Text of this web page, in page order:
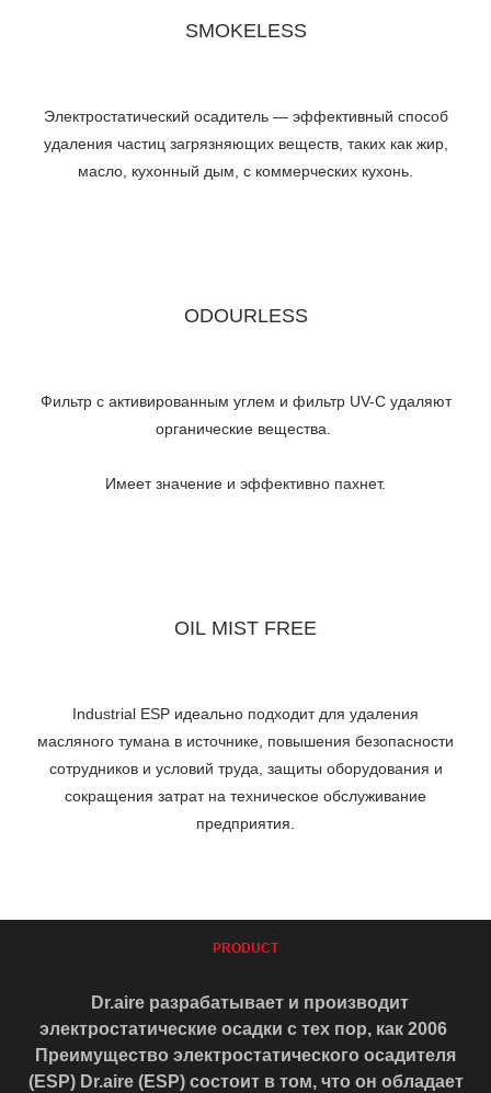
SMOKELESS
Электростатический осадитель — эффективный способ
удаления частиц загрязняющих веществ, таких как жир,
масло, кухонный дым, с коммерческих кухонь.
ODOURLESS
Фильтр с активированным углем и фильтр UV-C удаляют
органические вещества.
Имеет значение и эффективно пахнет.
OIL MIST FREE
Industrial ESP идеально подходит для удаления
масляного тумана в источнике, повышения безопасности
сотрудников и условий труда, защиты оборудования и
сокращения затрат на техническое обслуживание
предприятия.
PRODUCT
Dr.aire разрабатывает и производит
электростатические осадки с тех пор, как 2006
Преимущество электростатического осадителя
(ESP) Dr.aire (ESP) состоит в том, что он обладает